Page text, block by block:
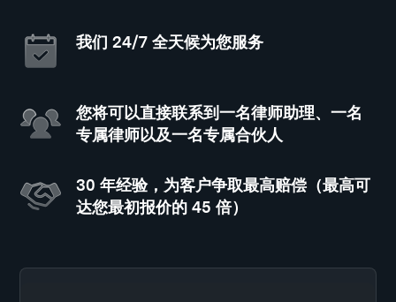
我们 24/7 全天候为您服务
您将可以直接联系到一名律师助理、一名
专属律师以及一名专属合伙人
30 年经验，为客户争取最高赔偿（最高可
达您最初报价的 45 倍）